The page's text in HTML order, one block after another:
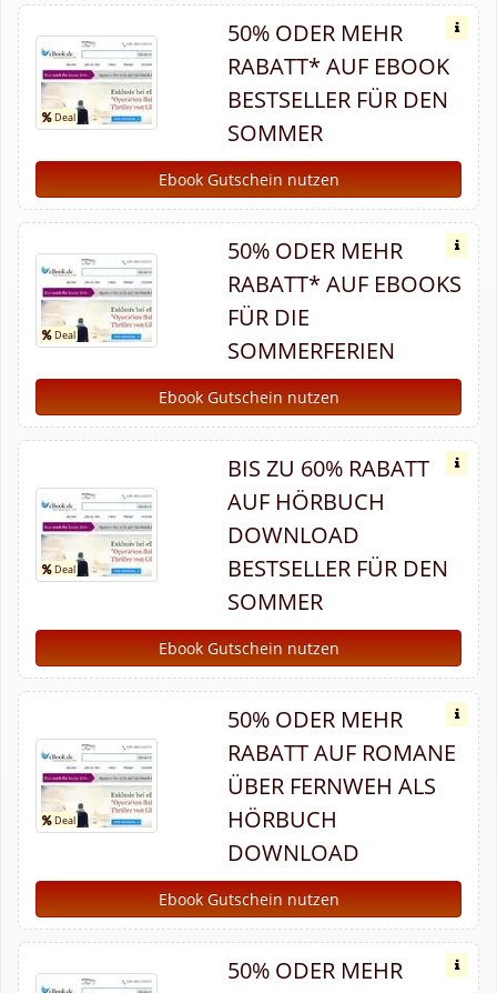
50% ODER MEHR
RABATT* AUF EBOOK
BESTSELLER FÜR DEN
SOMMER
Ebook Gutschein nutzen
50% ODER MEHR
RABATT* AUF EBOOKS
FÜR DIE
SOMMERFERIEN
Ebook Gutschein nutzen
BIS ZU 60% RABATT
AUF HÖRBUCH
DOWNLOAD
BESTSELLER FÜR DEN
SOMMER
Ebook Gutschein nutzen
50% ODER MEHR
RABATT AUF ROMANE
ÜBER FERNWEH ALS
HÖRBUCH
DOWNLOAD
Ebook Gutschein nutzen
50% ODER MEHR